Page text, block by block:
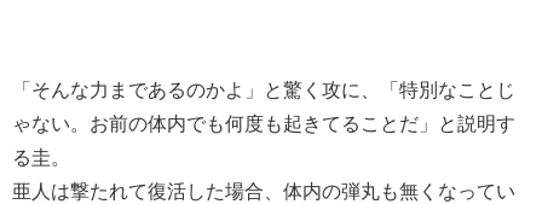
「そんな力まであるのかよ」と驚く攻に、「特別なことじ
ゃない。お前の体内でも何度も起きてることだ」と説明す
る圭。
亜人は撃たれて復活した場合、体内の弾丸も無くなってい